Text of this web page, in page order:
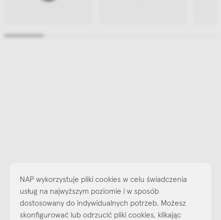
NAP wykorzystuje pliki cookies w celu świadczenia
usług na najwyższym poziomie i w sposób
dostosowany do indywidualnych potrzeb. Możesz
skonfigurować lub odrzucić pliki cookies, klikając